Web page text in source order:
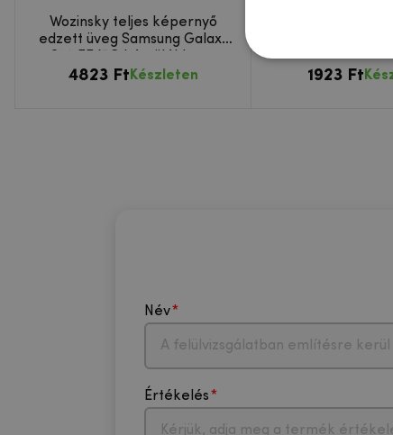
Wozinsky teljes képernyő
edzett üveg Samsung Galaxy
fekete
4823 Ft Készleten 1923 Ft
Név
Értékelés